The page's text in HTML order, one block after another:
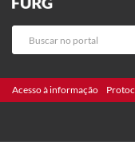
Acesso à informação